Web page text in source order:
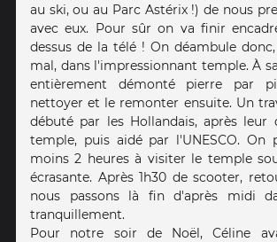
au ski, ou au Parc Astérix !) de nous
avec eux. Pour sûr on va finir
dessus de la télé ! On déambule
mal, dans l'impressionnant temple. À
entièrement démonté pierre par
nettoyer et le remonter ensuite. Un
débuté par les Hollandais, après leur
temple, puis aidé par l'UNESCO. On
moins 2 heures à visiter le temple
écrasante. Après 1h30 de scooter,
nous passons là fin d'après midi
tranquillement.
Pour notre soir de Noël, Céline